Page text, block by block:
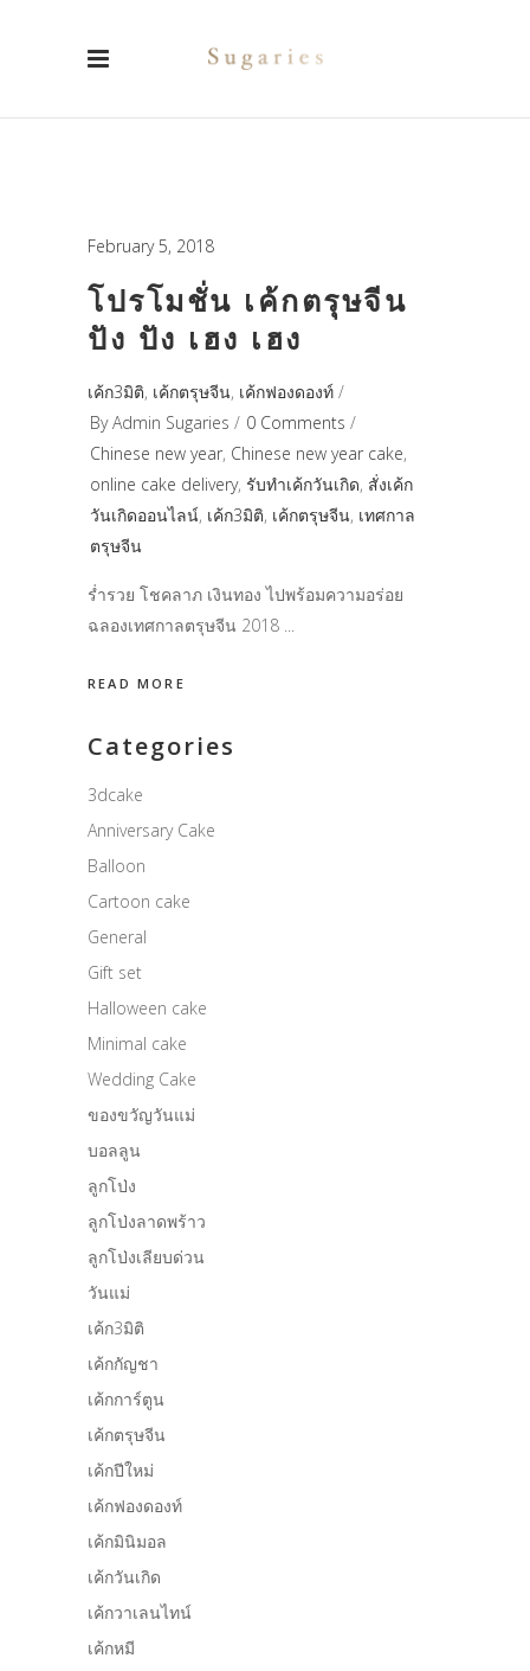
February 5, 2018
โปรโมชั่น เค้กตรุษจีน
ปัง ปัง เฮง เฮง
เค้ก3มิติ, เค้กตรุษจีน, เค้กฟองดองท์
ByAdmin Sugaries
0 Comments
Chinese new year, Chinese new year cake,
online cake delivery, รับทำเค้กวันเกิด, สั่งเค้ก
วันเกิดออนไลน์, เค้ก3มิติ, เค้กตรุษจีน, เทศกาล
ตรุษจีน
ร่ำรวย โชคลาภ เงินทอง ไปพร้อมความอร่อย
ฉลองเทศกาลตรุษจีน 2018
READ MORE
Categories
3dcake
Anniversary Cake
Balloon
Cartoon cake
General
Gift set
Halloween cake
Minimal cake
Wedding Cake
ของขวัญวันแม่
บอลลูน
ลูกโป่ง
ลูกโป่งลาดพร้าว
ลูกโป่งเลียบด่วน
วันแม่
เค้ก3มิติ
เค้กกัญชา
เค้กการ์ตูน
เค้กตรุษจีน
เค้กปีใหม่
เค้กฟองดองท์
เค้กมินิมอล
เค้กวันเกิด
เค้กวาเลนไทน์
เค้กหมี